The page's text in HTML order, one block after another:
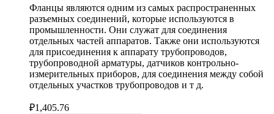
Фланцы являются одним из самых распространенных
разъемных соединений, которые используются в
промышленности. Они служат для соединения
отдельных частей аппаратов. Также они используются
для присоединения к аппарату трубопроводов,
трубопроводной арматуры, датчиков контрольно-
измерительных приборов, для соединения между собой
отдельных участков трубопроводов и т д.
₽1,405.76